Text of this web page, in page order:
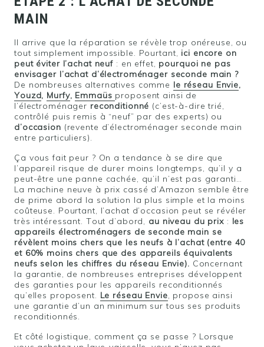
MAIN
Il arrive que la réparation se révèle trop onéreuse, ou
tout simplement impossible. Pourtant, ici encore on
peut éviter l’achat neuf : en effet, pourquoi ne pas
envisager l’achat d’électroménager seconde main ?
De nombreuses alternatives comme le réseau Envie,
Youzd, Murfy, Emmaüs proposent ainsi de
l’électroménager reconditionné (c’est-à-dire trié,
contrôlé puis remis à “neuf” par des experts) ou
d’occasion (revente d’électroménager seconde main
entre particuliers).
Ça vous fait peur ? On a tendance à se dire que
l’appareil risque de durer moins longtemps, qu’il y a
peut-être une panne cachée, qu’il n’est pas garanti…
La machine neuve à prix cassé d’Amazon semble être
de prime abord la solution la plus simple et la moins
coûteuse. Pourtant, l’achat d’occasion peut se révéler
très intéressant. Tout d’abord, au niveau du prix : les
appareils électroménagers de seconde main se
révèlent moins chers que les neufs à l’achat (entre 40
et 60% moins chers que des appareils équivalents
neufs selon les chiffres du réseau Envie). Concernant
la garantie, de nombreuses entreprises développent
des garanties pour les appareils reconditionnés
qu’elles proposent. Le réseau Envie, propose ainsi
une garantie d’un an minimum sur tous ses produits
reconditionnés.
Et côté logistique, comment ça se passe ? Lorsque